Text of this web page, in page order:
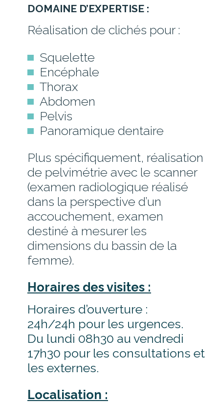
DOMAINE D’EXPERTISE :
Réalisation de clichés pour :
Squelette
Encéphale
Thorax
Abdomen
Pelvis
Panoramique dentaire
Plus spécifiquement, réalisation
de pelvimétrie avec le scanner
(examen radiologique réalisé
dans la perspective d’un
accouchement, examen
destiné à mesurer les
dimensions du bassin de la
femme).
Horaires des visites :
Horaires d’ouverture :
24h/24h pour les urgences.
Du lundi 08h30 au vendredi
17h30 pour les consultations et
les externes.
Localisation :